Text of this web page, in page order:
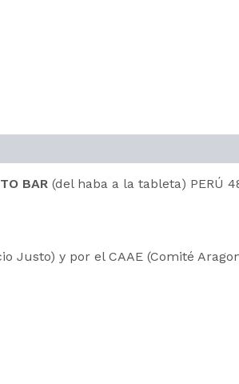
BAR (del haba a la tableta) PERÚ
Justo) y por el CAAE (Comité